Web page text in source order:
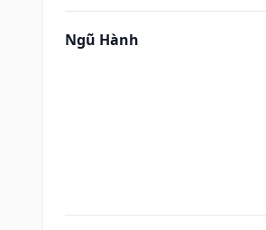
Ngũ Hành